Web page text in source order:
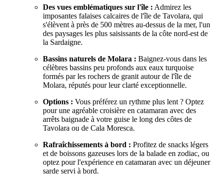
Des vues emblématiques sur l'île : Admirez les
imposantes falaises calcaires de l'île de Tavolara, qui
s'élèvent à près de 500 mètres au-dessus de la mer, l'un
des paysages les plus saisissants de la côte nord-est de
la Sardaigne.
Bassins naturels de Molara : Baignez-vous dans les
célèbres bassins peu profonds aux eaux turquoise
formés par les rochers de granit autour de l'île de
Molara, réputés pour leur clarté exceptionnelle.
Options : Vous préférez un rythme plus lent ? Optez
pour une agréable croisière en catamaran avec des
arrêts baignade à votre guise le long des côtes de
Tavolara ou de Cala Moresca.
Rafraîchissements à bord : Profitez de snacks légers
et de boissons gazeuses lors de la balade en zodiac, ou
optez pour l'expérience en catamaran avec un déjeuner
sarde servi à bord.